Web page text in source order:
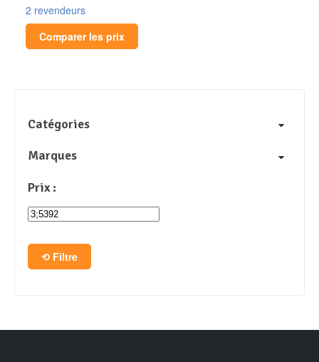
2 revendeurs
Comparer les prix
Catégories
Marques
Prix :
Filtre